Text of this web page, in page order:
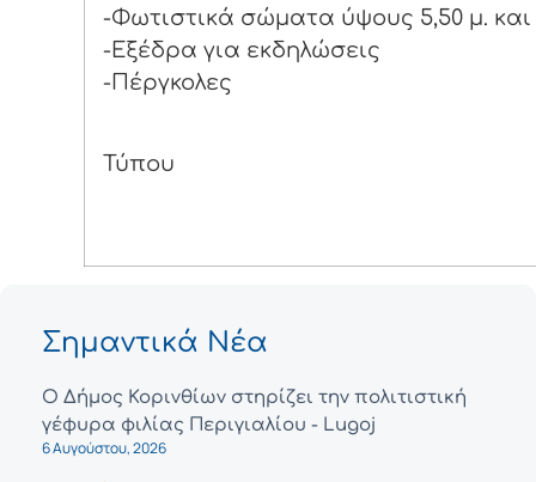
-Φωτιστικά σώματα ύψους 5,50 μ. και
-Εξέδρα για εκδηλώσεις
-Πέργκολες
Τύπου
Σημαντικά Νέα
Ο Δήμος Κορινθίων στηρίζει την πολιτιστική
γέφυρα φιλίας Περιγιαλίου - Lugoj
6 Αυγούστου, 2026